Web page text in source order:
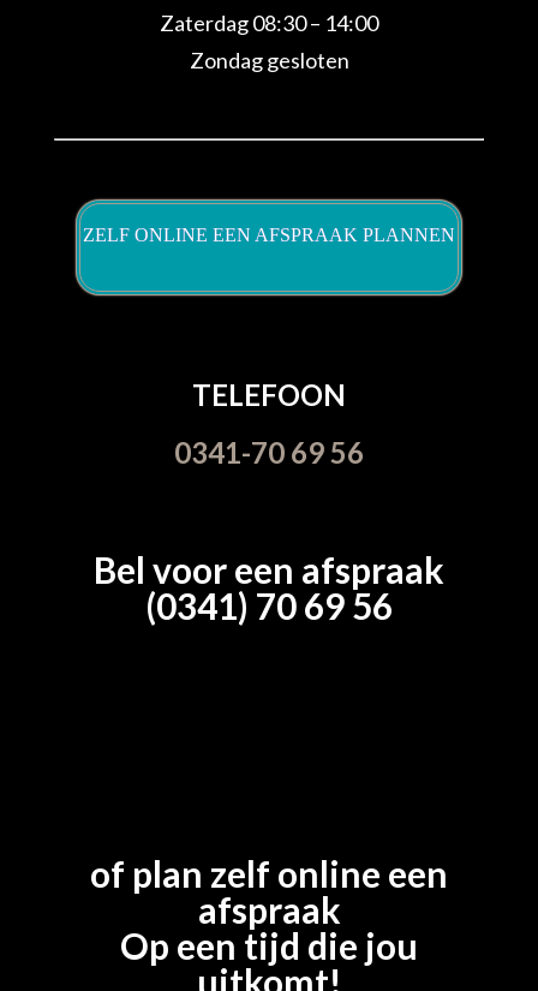
Zaterdag 08:30 – 14:00
Zondag gesloten
ZELF ONLINE EEN AFSPRAAK PLANNEN
TELEFOON
0341-70 69 56
Bel voor een afspraak
(0341) 70 69 56
of plan zelf online een
afspraak
Op een tijd die jou
uitkomt!